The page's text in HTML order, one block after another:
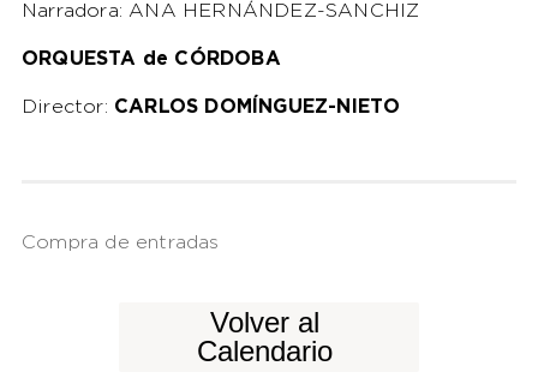
Narradora: ANA HERNÁNDEZ-SANCHIZ
ORQUESTA de CÓRDOBA
Director: CARLOS DOMÍNGUEZ-NIETO
Compra de entradas
Volver al
Calendario